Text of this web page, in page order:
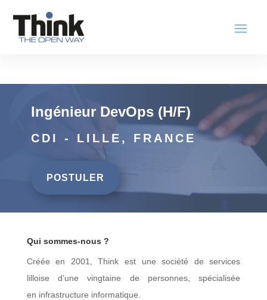
Ingénieur DevOps (H/F)
CDI - LILLE, FRANCE
POSTULER
Qui sommes-nous ?
Créée en 2001, Think est une société de services
lilloised’une vingtaine de personnes,spécialisée
en infrastructure informatique.